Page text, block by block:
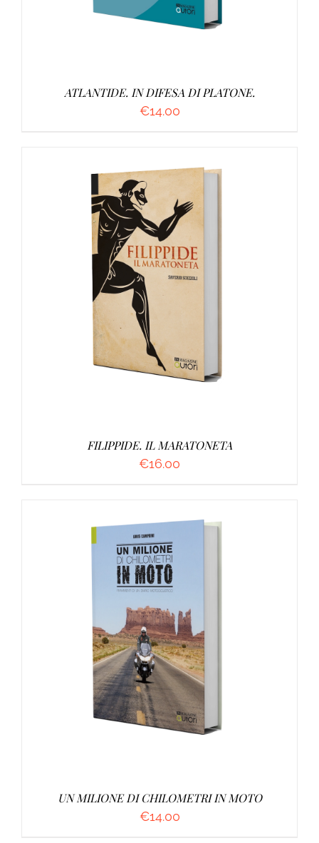
ATLANTIDE. IN DIFESA DI PLATONE.
€14.00
AGGIUNGI AL CARRELLO
FILIPPIDE. IL MARATONETA
€16.00
AGGIUNGI AL CARRELLO /
UN MILIONE DI CHILOMETRI IN MOTO
€14.00